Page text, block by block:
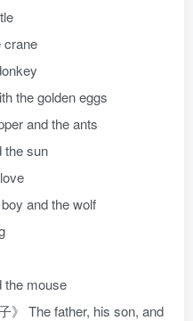
crane
the golden eggs
and the ants
the sun
and the wolf
the mouse
》 The father, his son, and